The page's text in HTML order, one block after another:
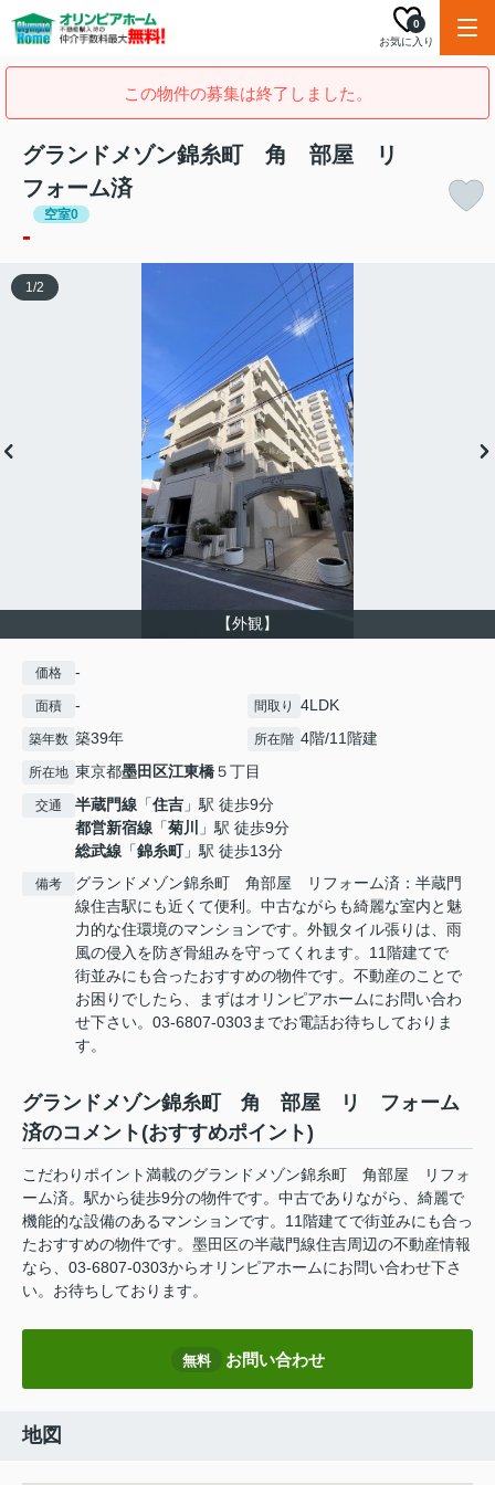
お気に入り
0
この物件の募集は終了しました。
グランドメゾン錦糸町 角 部屋 リ
フォーム済
空室0
-
【外観】
1/2
価格 -
面積 - 間取り 4LDK
築年数 築39年 所在階 4階/11階建
所在地 東京都墨田区江東橋５丁目
交通 半蔵門線 「住吉 」駅 徒歩9分
都営新宿線 「菊川
」駅 徒歩9分
総武線 「錦糸町」駅 徒歩13分
備考
グランドメゾン錦糸町 角部屋 リフォーム済：半蔵門
線住吉駅にも近くて便利。中古ながらも綺麗な室内と魅
力的な住環境のマンションです。外観タイル張りは、雨
風の侵入を防ぎ骨組みを守ってくれます。11階建てで
街並みにも合ったおすすめの物件です。不動産のことで
お困りでしたら、まずはオリンピアホームにお問い合わ
せ下さい。03-6807-0303までお電話お待ちしておりま
す。
グランドメゾン錦糸町 角 部屋 リ フォーム
済のコメント(おすすめポイント)
こだわりポイント満載のグランドメゾン錦糸町 角部屋 リフォ
ーム済。駅から徒歩9分の物件です。中古でありながら、綺麗で
機能的な設備のあるマンションです。11階建てで街並みにも合っ
たおすすめの物件です。墨田区の半蔵門線住吉周辺の不動産情報
なら、03-6807-0303からオリンピアホームにお問い合わせ下さ
い。お待ちしております。
無料 お問い合わせ
地図